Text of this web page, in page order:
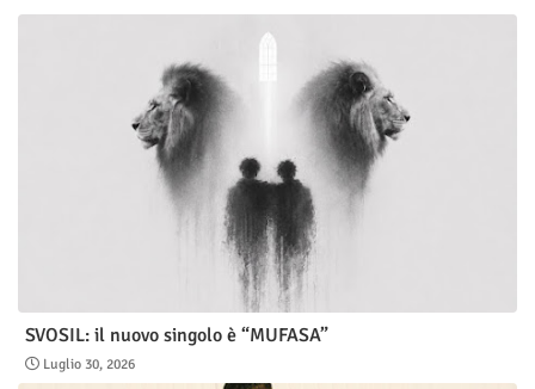
SVOSIL: il nuovo singolo è “MUFASA”
Luglio 30, 2026